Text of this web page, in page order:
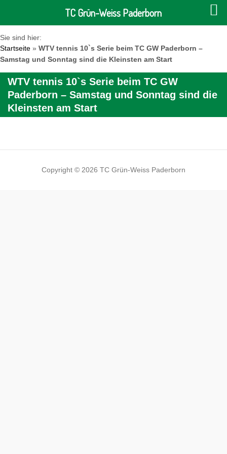
Sie sind hier:
Startseite » WTV tennis 10`s Serie beim TC GW Paderborn –
Samstag und Sonntag sind die Kleinsten am Start
WTV tennis 10`s Serie beim TC GW
Paderborn – Samstag und Sonntag sind die
Kleinsten am Start
Copyright © 2026 TC Grün-Weiss Paderborn
TC Grün-Weiss Paderborn